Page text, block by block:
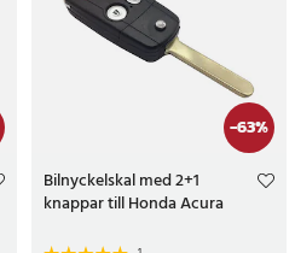
-63%
Bilnyckelskal med 2+1
knappar till Honda Acura